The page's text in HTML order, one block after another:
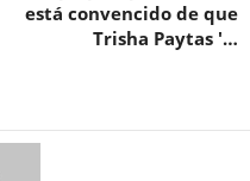
está convencido de que
Trisha Paytas '…